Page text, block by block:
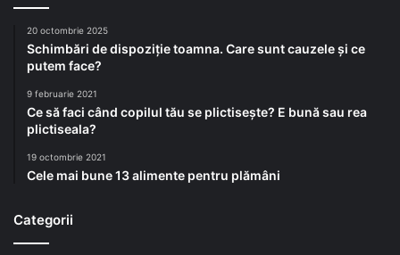
20 octombrie 2025
Schimbări de dispoziție toamna. Care sunt cauzele și ce
putem face?
9 februarie 2021
Ce să faci când copilul tău se plictisește? E bună sau rea
plictiseala?
19 octombrie 2021
Cele mai bune 13 alimente pentru plămâni
Categorii